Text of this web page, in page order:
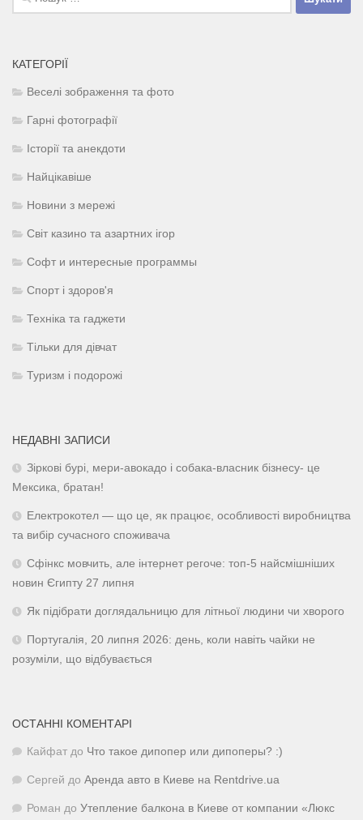
КАТЕГОРІЇ
Веселі зображення та фото
Гарні фотографії
Історії та анекдоти
Найцікавіше
Новини з мережі
Світ казино та азартних ігор
Софт и интересные программы
Спорт і здоров'я
Техніка та гаджети
Тільки для дівчат
Туризм і подорожі
НЕДАВНІ ЗАПИСИ
Зіркові бурі, мери-авокадо і собака-власник бізнесу- це
Мексика, братан!
Електрокотел — що це, як працює, особливості виробництва
та вибір сучасного споживача
Сфінкс мовчить, але інтернет регоче: топ-5 найсмішніших
новин Єгипту 27 липня
Як підібрати доглядальницю для літньої людини чи хворого
Португалія, 20 липня 2026: день, коли навіть чайки не
розуміли, що відбувається
ОСТАННІ КОМЕНТАРІ
Кайфат до Что такое дипопер или дипоперы? :)
Сергей до Аренда авто в Киеве на Rentdrive.ua
Роман до Утепление балкона в Киеве от компании «Люкс